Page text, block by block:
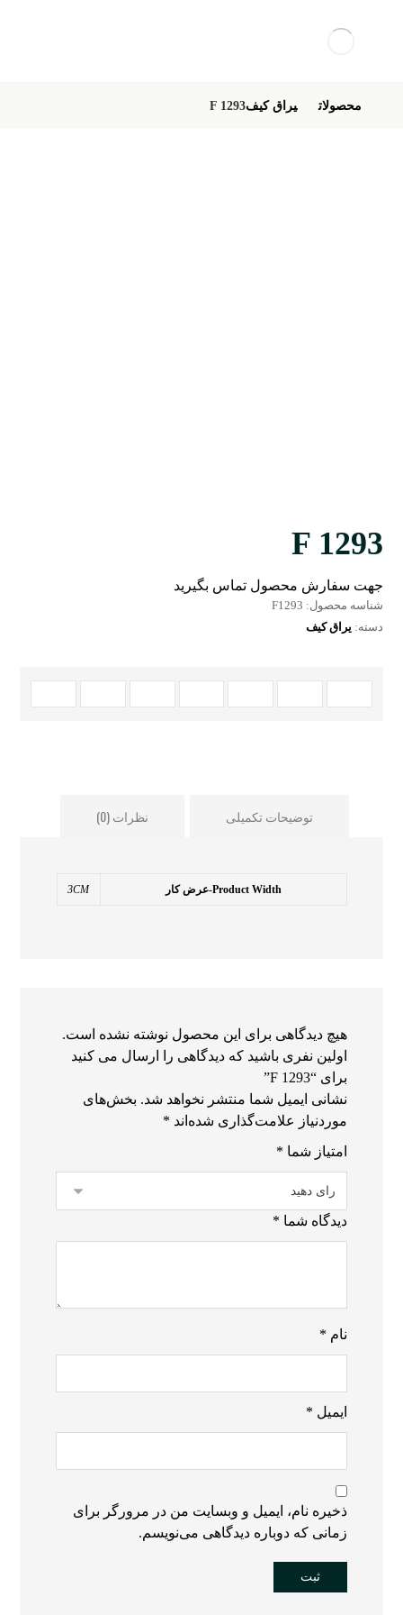
محصولات یراق کیفF 1293
F 1293
جهت سفارش محصول تماس بگیرید
شناسه محصول: F1293
دسته: یراق کیف
توضیحات تکمیلی نظرات (0)
Product Width-عرض کار 3CM
هیچ دیدگاهی برای این محصول نوشته نشده است.
اولین نفری باشید که دیدگاهی را ارسال می کنید
برای “F 1293”
نشانی ایمیل شما منتشر نخواهد شد. بخش‌های
موردنیاز علامت‌گذاری شده‌اند *
امتیاز شما *
دیدگاه شما *
نام *
ایمیل *
ذخیره نام، ایمیل و وبسایت من در مرورگر برای
زمانی که دوباره دیدگاهی می‌نویسم.